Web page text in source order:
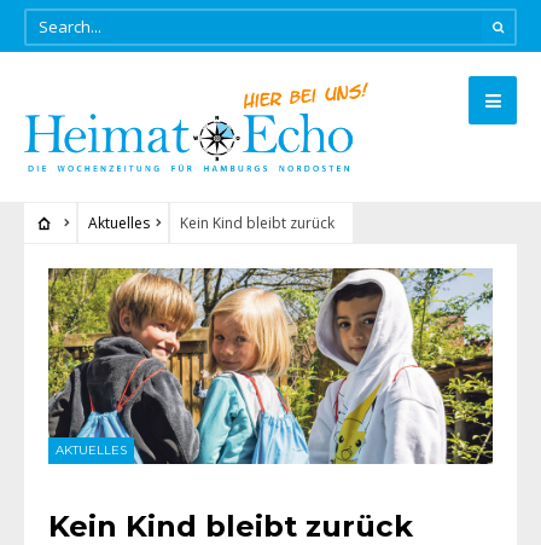
Aktuelles Kein Kind bleibt zurück
AKTUELLES
Kein Kind bleibt zurück